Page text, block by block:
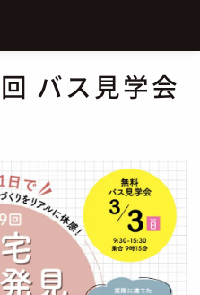
バス見学会